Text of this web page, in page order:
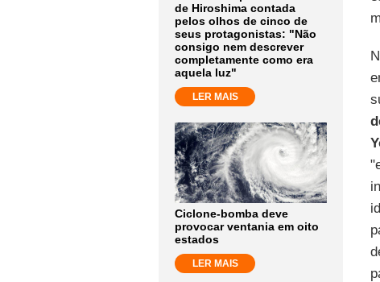
de Hiroshima contada
pelos olhos de cinco de
seus protagonistas: "Não
consigo nem descrever
completamente como era
aquela luz"
LER MAIS
Ciclone-bomba deve
provocar ventania em oito
estados
LER MAIS